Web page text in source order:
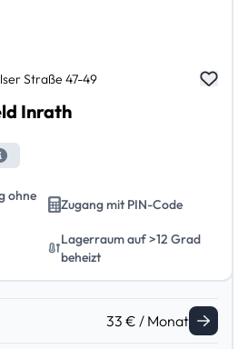
Straße 47-49
Inrath
ohne
Zugang mit PIN-Code
Lagerraum auf >12 Grad
beheizt
33 € / Monat